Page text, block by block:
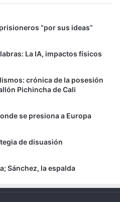
“por sus ideas”
La IA, impactos físicos
crónica de la posesión
Pichincha de Cali
se presiona a Europa
de disuasión
Sánchez, la espalda